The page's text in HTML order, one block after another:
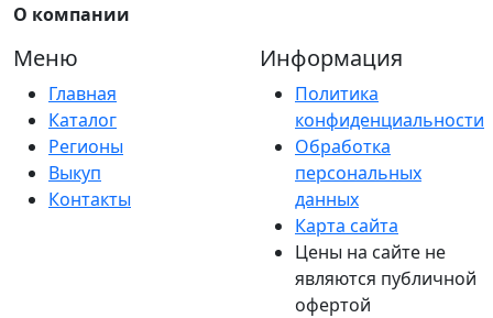
О компании
Меню
Главная
Каталог
Регионы
Выкуп
Контакты
Информация
Политика
конфиденциальности
Обработка
персональных
данных
Карта сайта
Цены на сайте не
являются публичной
офертой